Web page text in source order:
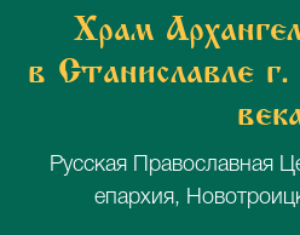
Храм
в Станиславле
Русская Православная
епархия,